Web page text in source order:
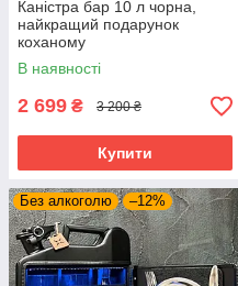
Каністра бар 10 л чорна,
найкращий подарунок
коханому
В наявності
2 699 ₴ 3 200 ₴
Купити
Без алкоголю –12%